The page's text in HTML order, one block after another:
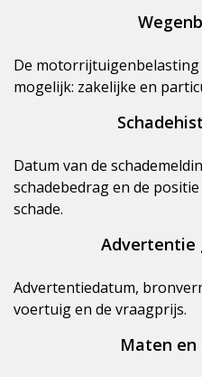
De
mogelijk: zakelijke en
Datum van de
schadebedrag en de
schade.
Advertentie
Advertentiedatum,
voertuig en de vraagprijs.
Maten